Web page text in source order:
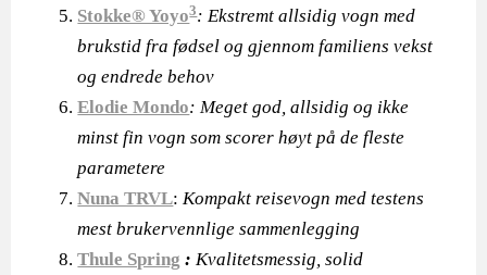
Stokke® Yoyo3: Ekstremt allsidig vogn med
brukstid fra fødsel og gjennom familiens vekst
og endrede behov
Elodie Mondo: Meget god, allsidig og ikke
minst fin vogn som scorer høyt på de fleste
parametere
Nuna TRVL:Kompakt reisevogn med testens
mest brukervennlige sammenlegging
Thule Spring :Kvalitetsmessig, solid